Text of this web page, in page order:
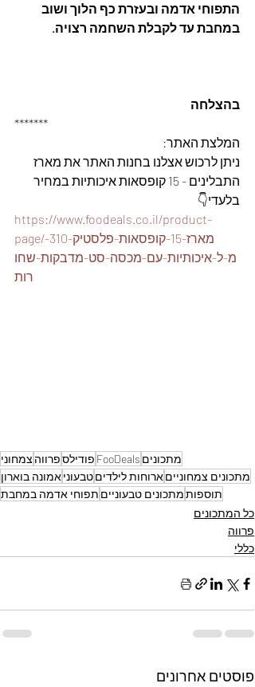
התפוחי אדמה ובעזרת כף הלוך ושוב
במחבת עד לקבלת השחמה רצויה.
בהצלחה
*******
המלצת האתר:
ניתן לרכוש אצלנו בחנות האתר את מארז
התבלינים - 15 קופסאות איכותיות במחיר
בלעדי👇
https://www.foodeals.co.il/product-
page/מארז-15-קופסאות-פלסטיק-310-
מ-ל-איכותיות-עם-מכסה-סט-מדבקות-שחו
רות
מתכונים FooDeals פודילספרווה צמחוני
מתכונים צמחונייםארוחות לילדיםטבעוניאמונה בוארון
תוספותמתכונים טבעוניים תפוחי אדמה במחבת
כל המתכונים
פרווה
כללי
פוסטים אחרונים